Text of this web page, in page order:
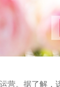
营。据了解